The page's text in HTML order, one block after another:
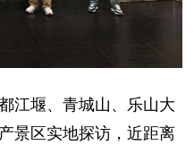
堰、青城山、乐山大
景区实地探访，近距离